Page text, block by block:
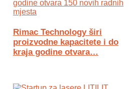
Rimac Technology širi
proizvodne kapacitete i do
kraja godine otvara…